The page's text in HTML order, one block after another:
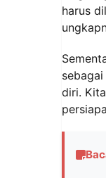
harus
diri.